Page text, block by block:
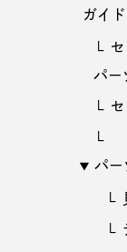
ガイド
パー
パー